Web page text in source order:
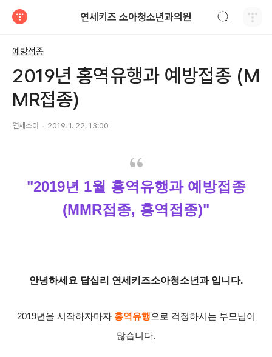
연세키즈 소아청소년과의원
예방접종
2019년 홍역유행과 예방접종 (M
MR접종)
연세소아 2019. 1. 22. 13:00
"2019년 1월 홍역유행과 예방접종
(MMR접종, 홍역접종)"
안녕하세요 답십리 연세키즈소아청소년과 입니다.
2019년을 시작하자마자 홍역유행으로 걱정하시는 부모님이
많습니다.